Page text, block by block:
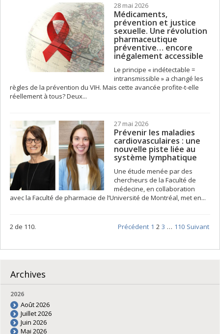
28 mai 2026
Médicaments,
prévention et justice
sexuelle. Une révolution
pharmaceutique
préventive… encore
inégalement accessible
Le principe « indétectable =
intransmissible » a changé les
règles de la prévention du VIH. Mais cette avancée profite-t-elle
réellement à tous? Deux...
27 mai 2026
Prévenir les maladies
cardiovasculaires : une
nouvelle piste liée au
système lymphatique
Une étude menée par des
chercheurs de la Faculté de
médecine, en collaboration
avec la Faculté de pharmacie de l’Université de Montréal, met en...
2 de 110. Précédent 1 2 3 … 110 Suivant
Archives
2026
Août 2026
Juillet 2026
Juin 2026
Mai 2026